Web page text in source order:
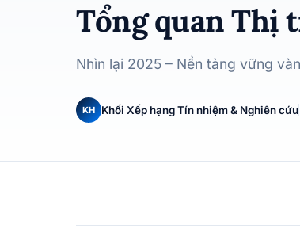
Tổng quan Thị
Nhìn lại 2025 – Nền tảng vững
KH Khối Xếp hạng Tín nhiệm & Nghiên cứu